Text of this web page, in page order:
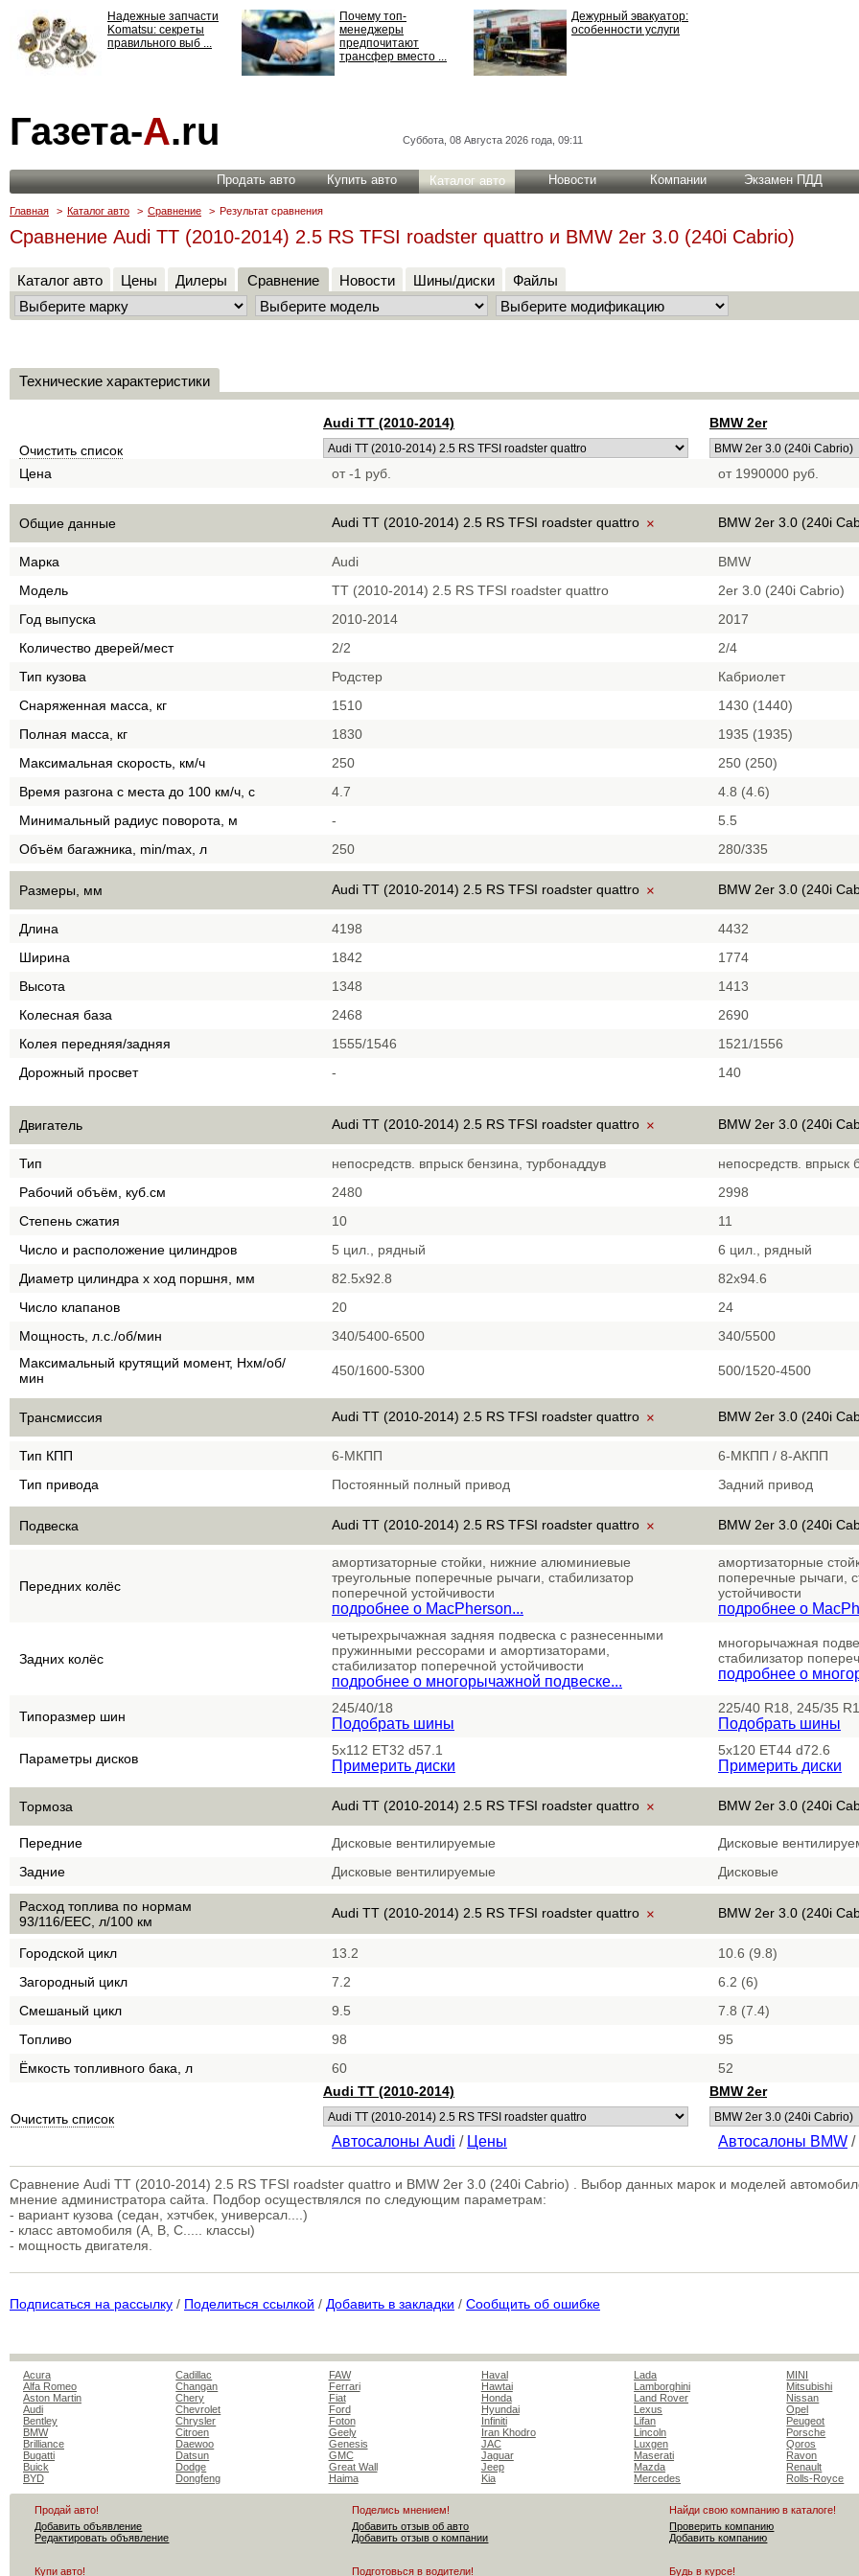
Надежные запчасти
Komatsu: секреты
правильного выб ...
Почему топ-
менеджеры
предпочитают
трансфер вместо ...
Дежурный эвакуатор:
особенности услуги
ответственности: все,
что нужно знать ...
Газета-А.ru Суббота, 08 Августа 2026 года, 09:11
Продать авто Купить авто Каталог авто Новости Компании Экзамен ПДД
Главная > Каталог авто > Сравнение > Результат сравнения
Сравнение Audi TT (2010-2014) 2.5 RS TFSI roadster quattro и BMW 2er 3.0 (240i Cabrio)
Каталог авто Цены Дилеры Сравнение Новости Шины/диски Файлы
Технические характеристики
Очистить список
Audi TT (2010-2014) BMW 2er
Цена от -1 руб. от 1990000 руб.
Общие данные Audi TT (2010-2014) 2.5 RS TFSI roadster quattro × BMW 2er 3.0 (240i
Марка Audi
BMW
Модель
TT (2010-2014) 2.5 RS TFSI roadster quattro
2er 3.0 (240i Cabrio)
Год выпуска
2010-2014
2017
Количество дверей/мест
2/2
2/4
Тип кузова
Родстер
Кабриолет
Снаряженная масса, кг
1510
1430 (1440)
Полная масса, кг
1830
1935 (1935)
Максимальная скорость, км/ч
250
250 (250)
Время разгона с места до 100 км/ч, с
4.7
4.8 (4.6)
Минимальный радиус поворота, м
-
5.5
Объём багажника, min/max, л
250 280/335
Размеры, мм Audi TT (2010-2014) 2.5 RS TFSI roadster quattro × BMW 2er 3.0 (240i
Длина 4198
4432
Ширина
1842
1774
Высота
1348
1413
Колесная база
2468
2690
Колея передняя/задняя
1555/1546
1521/1556
Дорожный просвет
- 140
Двигатель Audi TT (2010-2014) 2.5 RS TFSI roadster quattro × BMW 2er 3.0 (240i
Тип непосредств. впрыск бензина, турбонаддув
непосредств. впрыск
Рабочий объём, куб.см
2480
2998
Степень сжатия
10
11
Число и расположение цилиндров
5 цил., рядный
6 цил., рядный
Диаметр цилиндра х ход поршня, мм
82.5х92.8
82x94.6
Число клапанов
20
24
Мощность, л.с./об/мин
340/5400-6500
340/5500
Максимальный крутящий момент, Нхм/об/
мин
450/1600-5300 500/1520-4500
Трансмиссия Audi TT (2010-2014) 2.5 RS TFSI roadster quattro × BMW 2er 3.0 (240i
Тип КПП 6-МКПП
6-МКПП / 8-АКПП
Тип привода
Постоянный полный привод Задний привод
Подвеска Audi TT (2010-2014) 2.5 RS TFSI roadster quattro × BMW 2er 3.0 (240i
Передних колёс
амортизаторные стойки, нижние алюминиевые
треугольные поперечные рычаги, стабилизатор
поперечной устойчивости
подробнее о MacPherson...
амортизаторные
поперечные рычаги,
устойчивости
подробнее о
Задних колёс
четырехрычажная задняя подвеска с разнесенными
пружинными рессорами и амортизаторами,
стабилизатор поперечной устойчивости
подробнее о многорычажной подвеске...
многорычажная
стабилизатор
подробнее о
Типоразмер шин
245/40/18
Подобрать шины
225/40 R18, 245/35
Подобрать шины
Параметры дисков
5x112 ET32 d57.1
Примерить диски
5x120 ET44 d72.6
Примерить диски
Тормоза Audi TT (2010-2014) 2.5 RS TFSI roadster quattro × BMW 2er 3.0 (240i
Передние Дисковые вентилируемые
Дисковые
Задние
Дисковые вентилируемые Дисковые
Расход топлива по нормам
93/116/EEC, л/100 км
Audi TT (2010-2014) 2.5 RS TFSI roadster quattro × BMW 2er 3.0 (240i
Городской цикл 13.2
10.6 (9.8)
Загородный цикл
7.2
6.2 (6)
Смешаный цикл
9.5
7.8 (7.4)
Топливо
98
95
Ёмкость топливного бака, л
60 52
Очистить список
Audi TT (2010-2014) BMW 2er
Автосалоны Audi / Цены Автосалоны BMW /
Сравнение Audi TT (2010-2014) 2.5 RS TFSI roadster quattro и BMW 2er 3.0 (240i Cabrio) . Выбор данных марок и моделей
мнение администратора сайта. Подбор осуществлялся по следующим параметрам:
- вариант кузова (седан, хэтчбек, универсал....)
- класс автомобиля (A, B, C..... классы)
- мощность двигателя.
Подписаться на рассылку / Поделиться ссылкой / Добавить в закладки / Сообщить об ошибке
Acura
Alfa Romeo
Aston Martin
Audi
Bentley
BMW
Brilliance
Bugatti
Buick
BYD
Cadillac
Changan
Chery
Chevrolet
Chrysler
Citroen
Daewoo
Datsun
Dodge
Dongfeng
FAW
Ferrari
Fiat
Ford
Foton
Geely
Genesis
GMC
Great Wall
Haima
Haval
Hawtai
Honda
Hyundai
Infiniti
Iran Khodro
JAC
Jaguar
Jeep
Kia
Lada
Lamborghini
Land Rover
Lexus
Lifan
Lincoln
Luxgen
Maserati
Mazda
Mercedes
MINI
Mitsubishi
Nissan
Opel
Peugeot
Porsche
Qoros
Ravon
Renault
Rolls-Royce
Продай авто!
Добавить объявление
Редактировать объявление
Поделись мнением!
Добавить отзыв об авто
Добавить отзыв о компании
Найди свою компанию в каталоге!
Проверить компанию
Добавить компанию
Купи авто!
Подготовься в водители! Будь в курсе!